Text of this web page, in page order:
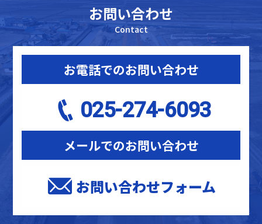
お問い合わせ
Contact
お電話でのお問い合わせ
025-274-6093
メールでのお問い合わせ
お問い合わせフォーム